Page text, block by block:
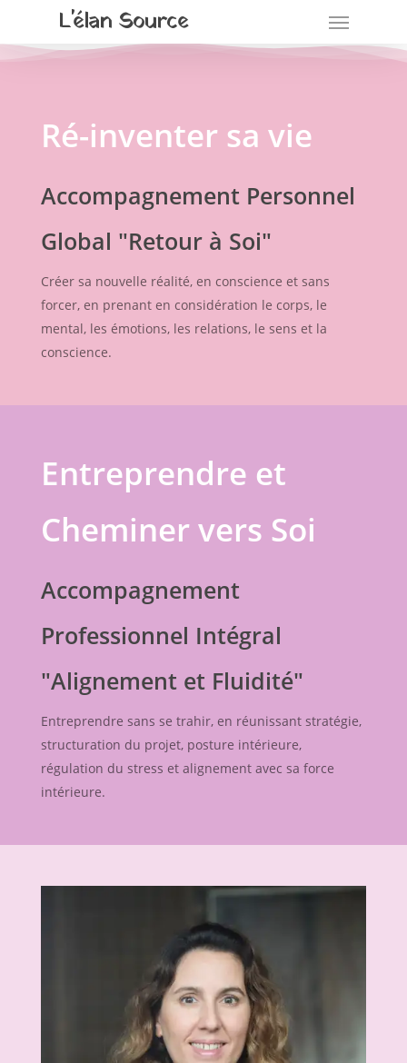
L'élan Source
Ré-inventer sa vie
Accompagnement Personnel
Global "Retour à Soi"
Créer sa nouvelle réalité, en conscience et sans
forcer, en prenant en considération le corps, le
mental, les émotions, les relations, le sens et la
conscience.
Entreprendre et
Cheminer vers Soi
Accompagnement
Professionnel Intégral
"Alignement et Fluidité"
Entreprendre sans se trahir, en réunissant stratégie,
structuration du projet, posture intérieure,
régulation du stress et alignement avec sa force
intérieure.